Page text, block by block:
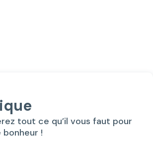
tout ce qu’il vous faut pour
!